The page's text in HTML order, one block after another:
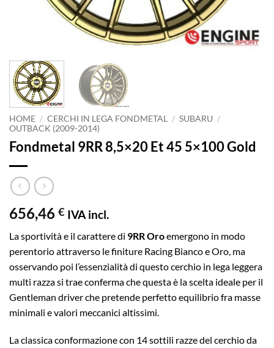
HOME / CERCHI IN LEGA FONDMETAL / SUBARU /
OUTBACK (2009-2014)
Fondmetal 9RR 8,5×20 Et 45 5×100 Gold
656,46 € IVA incl.
La sportività e il carattere di 9RR Oroemergono in modo
perentorio attraverso le finiture Racing Bianco e Oro, ma
osservando poi l’essenzialità di questo cerchio in lega leggera
multi razza si trae conferma che questa è la scelta ideale per il
Gentleman driver che pretende perfetto equilibrio fra masse
minimali e valori meccanici altissimi.
La classica conformazione con 14 sottili razze del cerchio da